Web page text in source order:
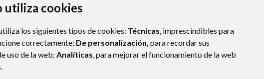
utiliza cookies
los siguientes tipos de cookies: Técnicas, imprescindibles para
correctamente; De personalización, para recordar sus
uso de la web; Analíticas, para mejorar el funcionamiento de la web